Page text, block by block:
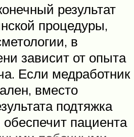
результат
процедуры,
в
зависит от опыта
Если медработник
вместо
подтяжка
пациента